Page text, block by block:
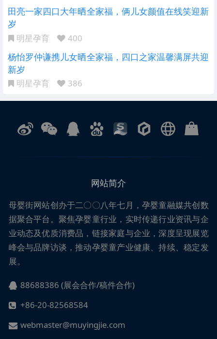
田亮一家四口大年晒全家福，俩儿女颜值在线笑迎新
岁
明星孕育 400
杨怡罗仲谦携儿女晒全家福，四口之家温馨满屏共迎
新岁
明星孕育 386
网站简介
母婴街网站创办于二〇〇八年七月，孕婴童融媒共创数
据聚合平台。聚焦孕婴童行业，实时传递行业资讯与企
业动态及优质消费品，链接家庭与企业，深度呈现展览
峰会与品牌访谈，推动孕婴童产业健康、持续、稳定发
展。
88688386 (展会合作/稿件合作)
+86-20-82568584
webmaster@muyingjie.com